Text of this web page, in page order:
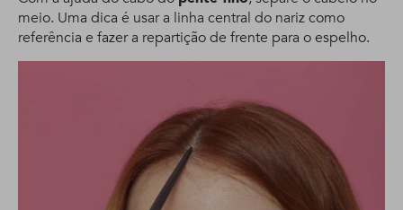
meio. Uma dica é usar a linha central do nariz como
referência e fazer a repartição de frente para o espelho.